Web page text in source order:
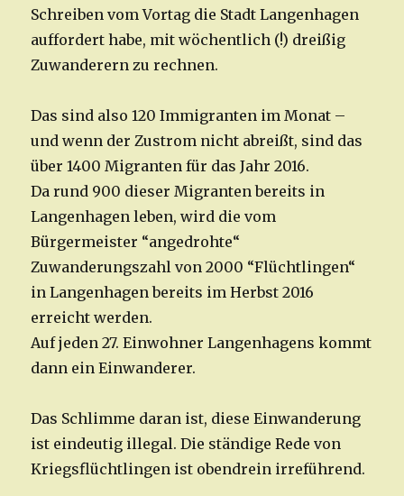
Schreiben vom Vortag die Stadt Langenhagen
auffordert habe, mit wöchentlich (!) dreißig
Zuwanderern zu rechnen.
Das sind also 120 Immigranten im Monat –
und wenn der Zustrom nicht abreißt, sind das
über 1400 Migranten für das Jahr 2016.
Da rund 900 dieser Migranten bereits in
Langenhagen leben, wird die vom
Bürgermeister “angedrohte“
Zuwanderungszahl von 2000 “Flüchtlingen“
in Langenhagen bereits im Herbst 2016
erreicht werden.
Auf jeden 27. Einwohner Langenhagens kommt
dann ein Einwanderer.
Das Schlimme daran ist, diese Einwanderung
ist eindeutig illegal. Die ständige Rede von
Kriegsflüchtlingen ist obendrein irreführend.